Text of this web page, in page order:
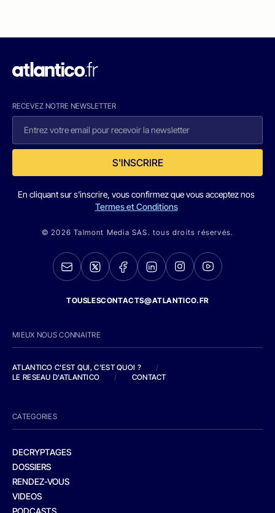
RECEVEZ NOTRE NEWSLETTER
S'INSCRIRE
En cliquant sur s'inscrire, vous confirmez que vous acceptez nos
Termes et Conditions
© 2026 Talmont Media SAS. tous droits réservés.
TOUSLESCONTACTS@ATLANTICO.FR
MIEUX NOUS CONNAITRE
ATLANTICO C'EST QUI, C'EST QUOI ?
/
LE RESEAU D'ATLANTICO
/ CONTACT
CATEGORIES
DECRYPTAGES
DOSSIERS
RENDEZ-VOUS
VIDEOS
PODCASTS